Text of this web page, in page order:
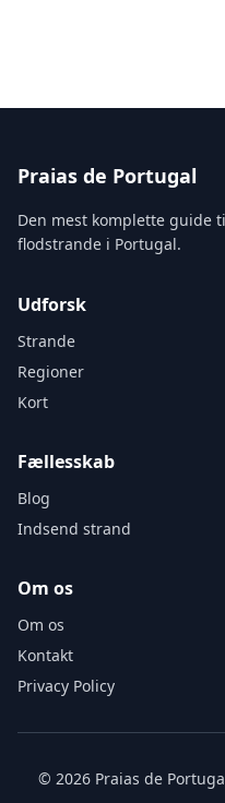
Praias de Portugal
Den mest komplette guide
flodstrande i Portugal.
Udforsk
Strande
Regioner
Kort
Fællesskab
Blog
Indsend strand
Om os
Om os
Kontakt
Privacy Policy
© 2026 Praias de